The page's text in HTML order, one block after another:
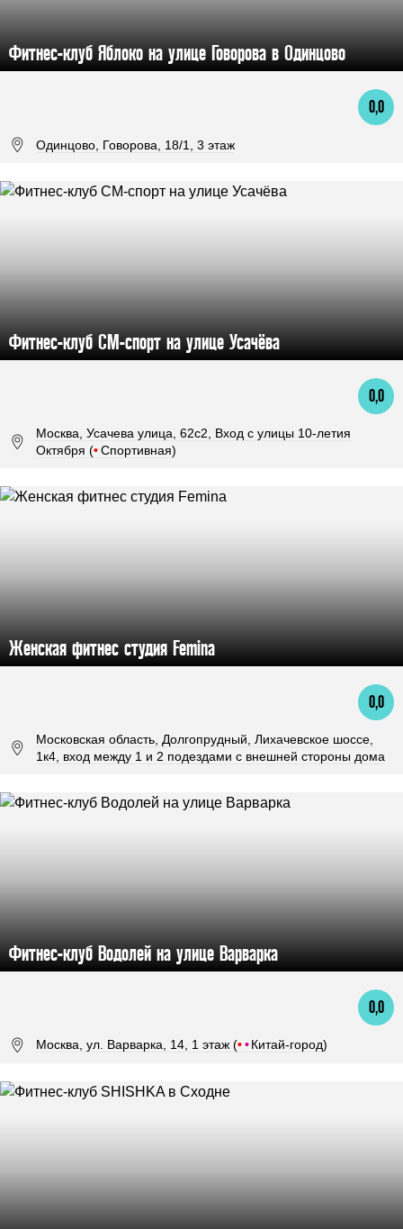
Фитнес-клуб Яблоко на улице Говорова в Одинцово
0,0
Одинцово, Говорова, 18/1, 3 этаж
Фитнес-клуб СМ-спорт на улице Усачёва
0,0
Москва, Усачева улица, 62с2, Вход с улицы 10-летия
Октября (•Спортивная)
Женская фитнес студия Femina
0,0
Московская область, Долгопрудный, Лихачевское шоссе,
1к4, вход между 1 и 2 подездами с внешней стороны дома
Фитнес-клуб Водолей на улице Варварка
0,0
Москва, ул. Варварка, 14, 1 этаж (•• Китай-город)